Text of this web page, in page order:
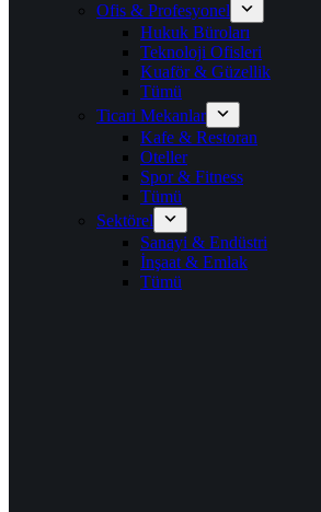
Ofis & Profesyonel
Hukuk Büroları
Teknoloji Ofisleri
Kuaför & Güzellik
Tümü
Ticari Mekanlar
Kafe & Restoran
Oteller
Spor & Fitness
Tümü
Sektörel
Sanayi & Endüstri
İnşaat & Emlak
Tümü